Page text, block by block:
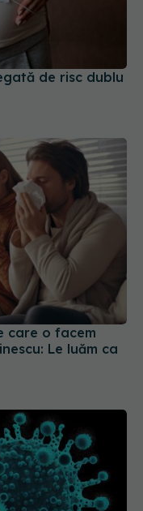
de risc dublu
Le luăm ca